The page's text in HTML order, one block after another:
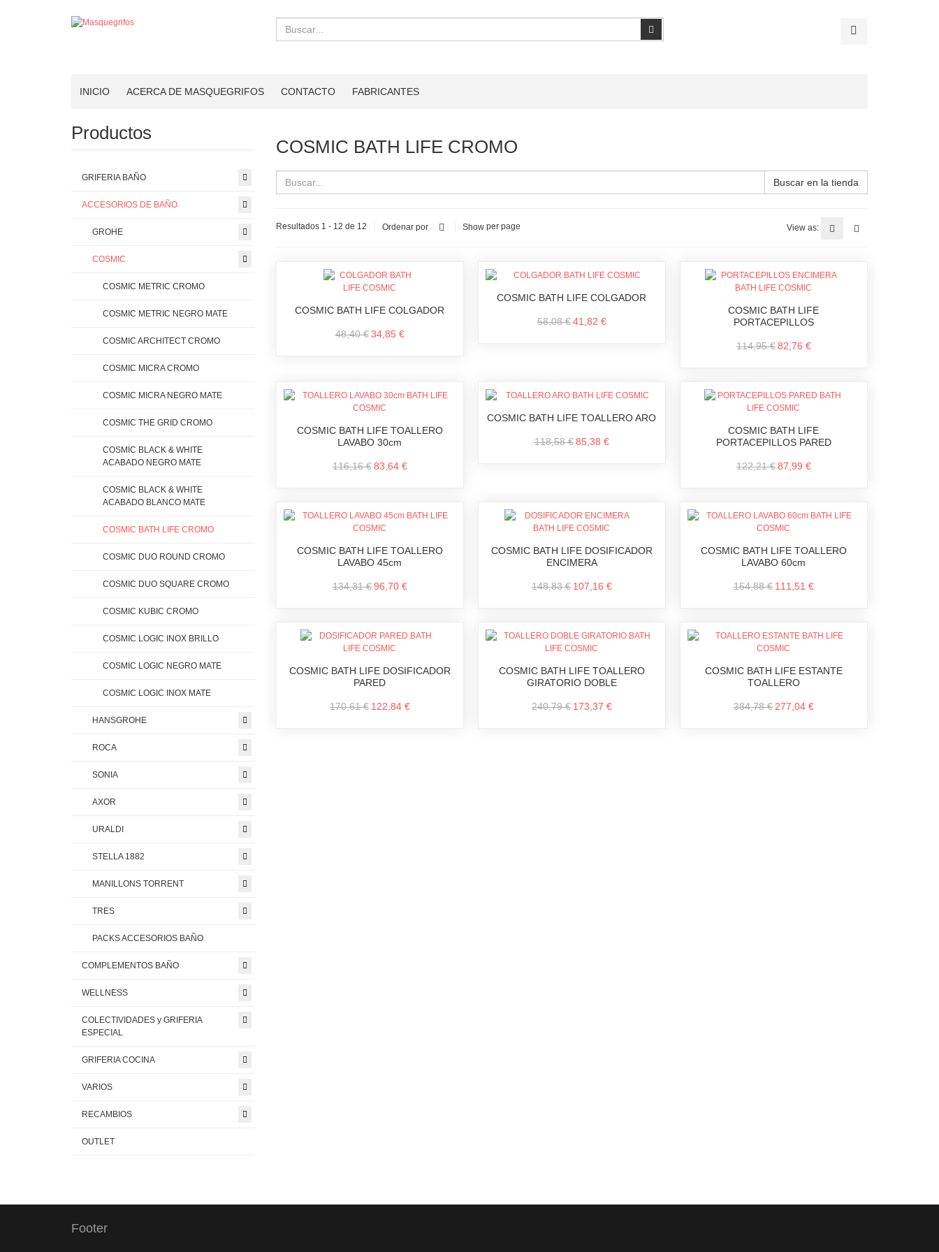
Buscar
INICIO ACERCA DE MASQUEGRIFOS CONTACTO FABRICANTES
COSMIC BATH LIFE CROMO
Buscar en la tienda
Resultados 1 - 12 de 12 Ordenar por Show per page View as:
COSMIC BATH LIFE COLGADOR
48,40 € 34,85 €
COSMIC BATH LIFE COLGADOR
58,08 € 41,82 €
COSMIC BATH LIFE
PORTACEPILLOS
114,95 €82,76 €
COSMIC BATH LIFE TOALLERO
LAVABO 30cm
116,16 € 83,64 €
COSMIC BATH LIFE TOALLERO ARO
118,58 € 85,38 €
COSMIC BATH LIFE
PORTACEPILLOS PARED
122,21 €87,99 €
COSMIC BATH LIFE TOALLERO
LAVABO 45cm
134,31 € 96,70 €
COSMIC BATH LIFE DOSIFICADOR
ENCIMERA
148,83 € 107,16 €
COSMIC BATH LIFE TOALLERO
LAVABO 60cm
154,88 € 111,51 €
COSMIC BATH LIFE DOSIFICADOR
PARED
170,61 € 122,84 €
COSMIC BATH LIFE TOALLERO
GIRATORIO DOBLE
240,79 € 173,37 €
COSMIC BATH LIFE ESTANTE
TOALLERO
384,78 € 277,04 €
Productos
GRIFERIA BAÑO
ACCESORIOS DE BAÑO
GROHE
COSMIC
COSMIC METRIC CROMO
COSMIC METRIC NEGRO MATE
COSMIC ARCHITECT CROMO
COSMIC MICRA CROMO
COSMIC MICRA NEGRO MATE
COSMIC THE GRID CROMO
COSMIC BLACK & WHITE
ACABADO NEGRO MATE
COSMIC BLACK & WHITE
ACABADO BLANCO MATE
COSMIC BATH LIFE CROMO
COSMIC DUO ROUND CROMO
COSMIC DUO SQUARE CROMO
COSMIC KUBIC CROMO
COSMIC LOGIC INOX BRILLO
COSMIC LOGIC NEGRO MATE
COSMIC LOGIC INOX MATE
HANSGROHE
ROCA
SONIA
AXOR
URALDI
STELLA 1882
MANILLONS TORRENT
TRES
PACKS ACCESORIOS BAÑO
COMPLEMENTOS BAÑO
WELLNESS
COLECTIVIDADES y GRIFERIA
ESPECIAL
GRIFERIA COCINA
VARIOS
RECAMBIOS
OUTLET
Footer